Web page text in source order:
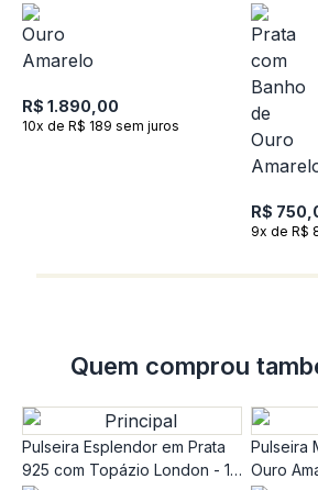
R$ 1.890,00
10x de R$ 189 sem juros
Ouro
R$
9x de R$
Quem comprou
Pulseira Esplendor em Prata
925 com Topázio London - 18
Pulseira
Ouro